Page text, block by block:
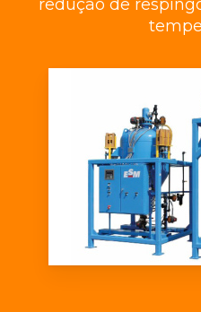
redução de